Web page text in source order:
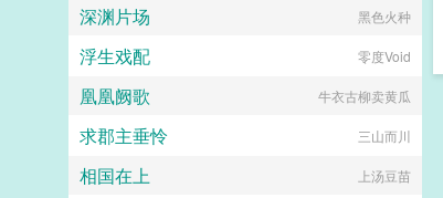
深渊片场 黑色火种
浮生戏配 零度Void
凰凰阙歌 牛衣古柳卖黄瓜
求郡主垂怜 三山而川
相国在上 上汤豆苗